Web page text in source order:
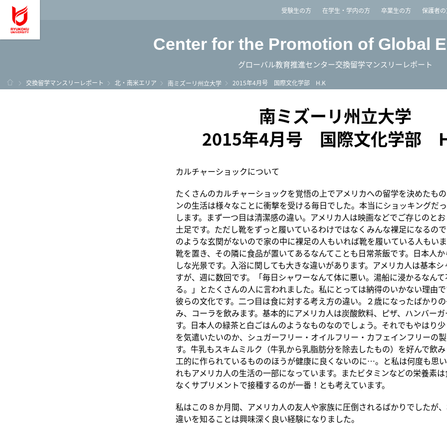
龍谷大学 You, Unlimited受験生の方 在学生・学内の方 卒業生の方 保護者
Center for the Promotion of Global
グローバル教育推進センター交換留学マンスリーレポート
ホーム
交換留学マンスリーレポート 北・南米エリア 南ミズーリ州立大学 2015年4月号 国際文化学部 H.K
南ミズーリ州立大学
2015年4月号 国際文化学部
カルチャーショックについて
たくさんのカルチャーショックを覚悟の上でアメリカへの留学を決めたも
ンの生活は様々なことに衝撃を受ける毎日でした。本当にショッキングだ
します。まず一つ目は清潔感の違い。アメリカ人は映画などでご存じのと
土足です。ただし靴をずっと履いているわけではなくみんな裸足になるの
のような玄関がないので家の中に裸足の人もいれば靴を履いている人もい
靴を置き、その隣に食品が置いてあるなんてことも日常茶飯です。日本人
しな光景です。入浴に関しても大きな違いがあります。アメリカ人は基本
すが、週に数回です。「毎日シャワーなんて体に悪い。湯船に浸かるなん
る。」とたくさんの人に言われました。私にとっては納得のいかない理由
彼らの文化です。二つ目は食に対する考え方の違い。２歳になったばかり
み、コーラを飲みます。基本的にアメリカ人は炭酸飲料、ピザ、ハンバー
す。日本人の緑茶と白ごはんのようなものなのでしょう。それでもやはり
を気遣いたいのか、シュガーフリー・オイルフリー・カフェインフリーの
す。牛乳もスキムミルク（牛乳から乳脂肪分を除去したもの）を好んで飲
工的に作られているもののほうが健康に良くないのに…。と私は何度も思
れもアメリカ人の生活の一部になっています。またビタミンなどの栄養素
なくサプリメントで接種するのが一番！とも考えています。
私はこの８か月間、アメリカ人の友人や家族に圧倒されるばかりでしたが
違いを知ることは興味深く良い経験になりました。